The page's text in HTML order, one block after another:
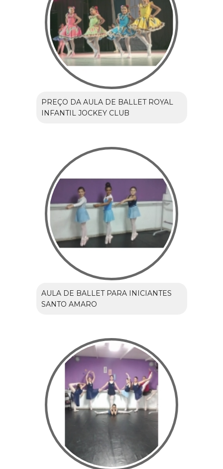
PREÇO DA AULA DE BALLET ROYAL
INFANTIL JOCKEY CLUB
AULA DE BALLET PARA INICIANTES
SANTO AMARO